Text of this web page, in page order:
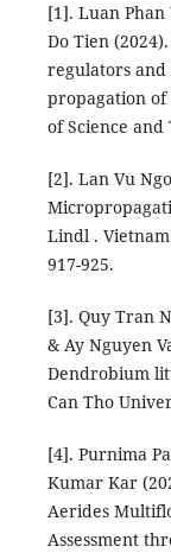
[1]. Luan Phan
Do Tien
regulators
propagation
of Science and
[2]. Lan Vu
Lindl .
917-925.
[3]. Quy Tran
& Ay Nguyen
Dendrobium
Can Tho
[4]. Purnima
Kumar Kar
Aerides
Assessment